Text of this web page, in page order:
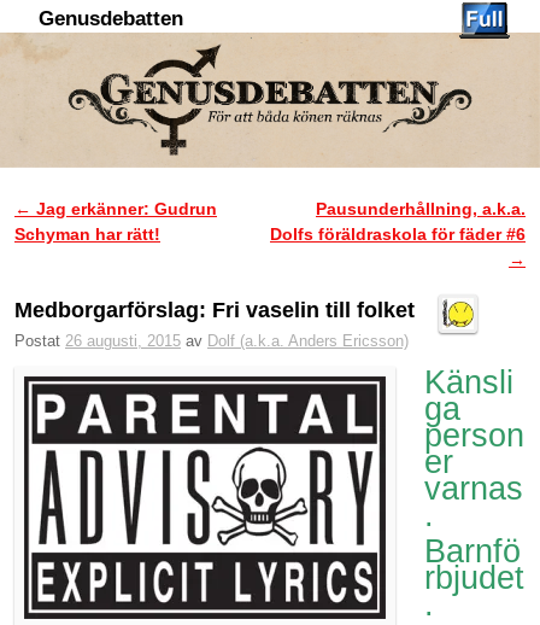
Genusdebatten
Inläggsnavigering
← Jag erkänner: Gudrun
Schyman har rätt!
Pausunderhållning, a.k.a.
Dolfs föräldraskola för fäder #6
→
Medborgarförslag: Fri vaselin till folket
Postat 26 augusti, 2015 av Dolf (a.k.a. Anders Ericsson)
Känsli
ga
person
er
varnas
.
Barnfö
rbjudet
.